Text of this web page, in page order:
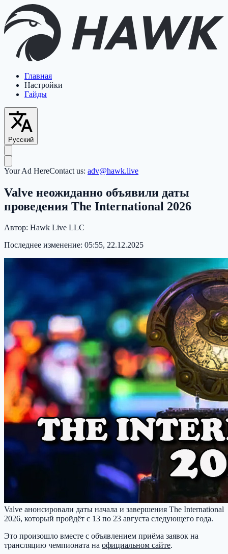
Главная
Настройки
Гайды
Русский
Your Ad HereContact us: adv@hawk.live
Valve неожиданно объявили даты
проведения The International 2026
Автор: Hawk Live LLC
Последнее изменение: 05:55, 22.12.2025
Valve анонсировали даты начала и завершения The International
2026, который пройдёт с 13 по 23 августа следующего года.
Это произошло вместе с объявлением приёма заявок на
трансляцию чемпионата на официальном сайте.